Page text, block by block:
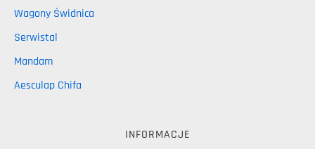
Wagony Świdnica
Serwistal
Mandam
Aesculap Chifa
INFORMACJE